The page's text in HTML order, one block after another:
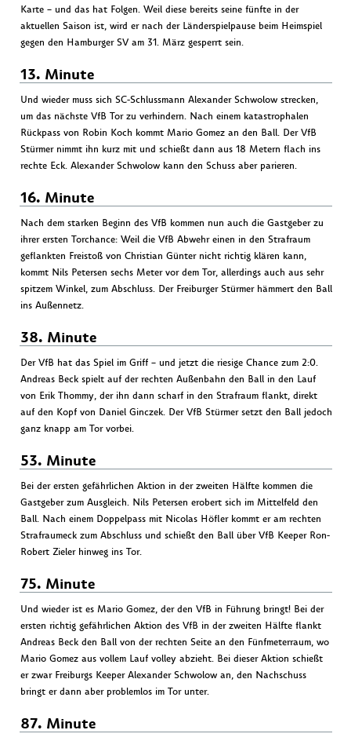
Karte – und das hat Folgen. Weil diese bereits seine fünfte in der
aktuellen Saison ist, wird er nach der Länderspielpause beim Heimspiel
gegen den Hamburger SV am 31. März gesperrt sein.
13. Minute
Und wieder muss sich SC-Schlussmann Alexander Schwolow strecken,
um das nächste VfB Tor zu verhindern. Nach einem katastrophalen
Rückpass von Robin Koch kommt Mario Gomez an den Ball. Der VfB
Stürmer nimmt ihn kurz mit und schießt dann aus 18 Metern flach ins
rechte Eck. Alexander Schwolow kann den Schuss aber parieren.
16. Minute
Nach dem starken Beginn des VfB kommen nun auch die Gastgeber zu
ihrer ersten Torchance: Weil die VfB Abwehr einen in den Strafraum
geflankten Freistoß von Christian Günter nicht richtig klären kann,
kommt Nils Petersen sechs Meter vor dem Tor, allerdings auch aus sehr
spitzem Winkel, zum Abschluss. Der Freiburger Stürmer hämmert den Ball
ins Außennetz.
38. Minute
Der VfB hat das Spiel im Griff – und jetzt die riesige Chance zum 2:0.
Andreas Beck spielt auf der rechten Außenbahn den Ball in den Lauf
von Erik Thommy, der ihn dann scharf in den Strafraum flankt, direkt
auf den Kopf von Daniel Ginczek. Der VfB Stürmer setzt den Ball jedoch
ganz knapp am Tor vorbei.
53. Minute
Bei der ersten gefährlichen Aktion in der zweiten Hälfte kommen die
Gastgeber zum Ausgleich. Nils Petersen erobert sich im Mittelfeld den
Ball. Nach einem Doppelpass mit Nicolas Höfler kommt er am rechten
Strafraumeck zum Abschluss und schießt den Ball über VfB Keeper Ron-
Robert Zieler hinweg ins Tor.
75. Minute
Und wieder ist es Mario Gomez, der den VfB in Führung bringt! Bei der
ersten richtig gefährlichen Aktion des VfB in der zweiten Hälfte flankt
Andreas Beck den Ball von der rechten Seite an den Fünfmeterraum, wo
Mario Gomez aus vollem Lauf volley abzieht. Bei dieser Aktion schießt
er zwar Freiburgs Keeper Alexander Schwolow an, den Nachschuss
bringt er dann aber problemlos im Tor unter.
87. Minute